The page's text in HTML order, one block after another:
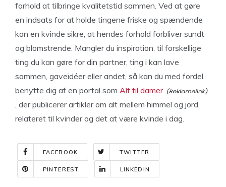
forhold at tilbringe kvalitetstid sammen. Ved at gøre
en indsats for at holde tingene friske og spændende
kan en kvinde sikre, at hendes forhold forbliver sundt
og blomstrende. Mangler du inspiration, til forskellige
ting du kan gøre for din partner, ting i kan lave
sammen, gaveidéer eller andet, så kan du med fordel
benytte dig af en portal som Alt til damer
, der publicerer artikler om alt mellem himmel og jord,
relateret til kvinder og det at være kvinde i dag.
FACEBOOK TWITTER
PINTEREST LINKEDIN